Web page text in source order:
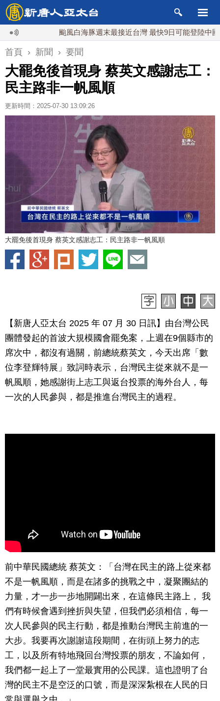
颱風白海豚週末最接近台灣 最快9日可能登陸中國
首頁 › 新聞 › 要聞
大罷免後首現身 蔡英文感謝志工：
民主路非一帆風順
更新時間：2025-07-30 13:09:26
大罷免後首現身 蔡英文感謝志工：民主路非一帆風順
【新唐人亞太台 2025 年 07 月 30 日訊】由台灣公民
團體發起的首波大規模國會罷免案，上週在9個縣市的
席次中，都沒有過關，前總統蔡英文，今天出席「數
位李登輝特展」致詞時表示，台灣民主從來就不是一
帆風順，她感謝街上志工與返台投票的海外台人，每
一次的人民參與，都是推進台灣民主的過程。
前中華民國總統 蔡英文：「台灣在民主的路上從來都
不是一帆風順，而是在諸多的挑戰之中，凝聚團結的
力量，才一步一步地開闢出來，在這條民主路上， 我
們有時候會遇到挫折與失望，但我們必須相信，每一
次人民參與的民主行動，都是推動台灣民主前進的一
大步。我要再次謝謝這段期間，在街頭上努力的志
工，以及所有特地飛回台灣投票的朋友，不論如何，
我們都一起上了一堂最實用的公民課。這也證明了台
灣的民主不是空泛的口號，而是深深紮根在人民的日